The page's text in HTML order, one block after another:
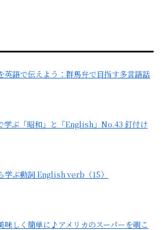
英語で伝えよう：群馬弁で目指す多言語話
学ぶ「昭和」と「English」No.43 釘付け
学ぶ動詞 English verb（15）
味しく簡単に♪アメリカのスーパーを覗こ